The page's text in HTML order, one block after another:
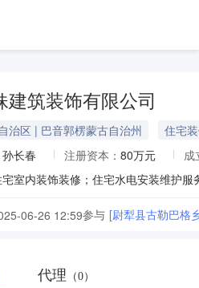
建筑装饰有限公司
治区 | 巴音郭楞蒙古自治州
住宅
孙长春 注册资本： 80万元
成
06-26 12:59参与 [尉犁县古勒巴格
代理 （0）